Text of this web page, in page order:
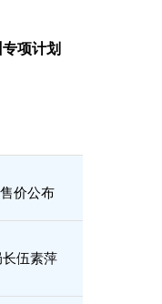
专项计划
价公布
伍素萍